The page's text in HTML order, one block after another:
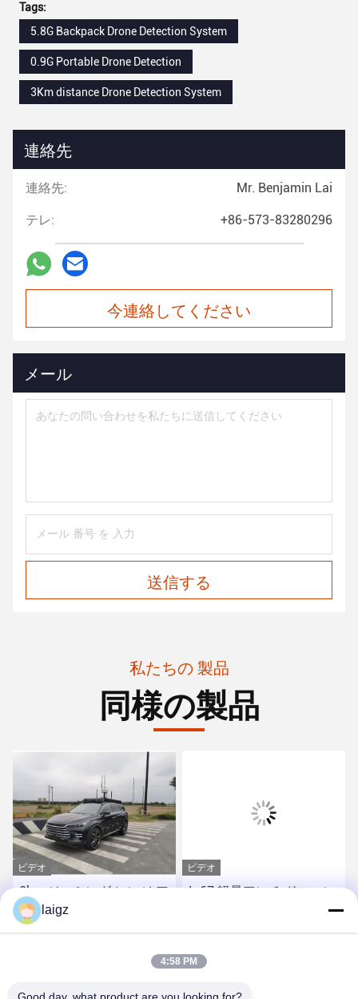
Tags:
5.8G Backpack Drone Detection System
0.9G Portable Drone Detection
3Km distance Drone Detection System
連絡先
連絡先: Mr. Benjamin Lai
テレ: +86-573-83280296
今連絡してください
メール
送信する
私たちの 製品
同様の製品
ビデオ
2km ジャミング レンジ ア
ンチ ドローン ディテクタ
デバイス AC 電源
最良 の 価格 を 入手 する
ビデオ
Ip67 軽量アンチ ドローン
ソリューション オムニ デ
ィテクション
最良 の 価格 を 入手 する
laigz
4:58 PM